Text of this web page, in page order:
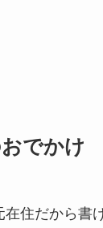
でかけ
住だから書